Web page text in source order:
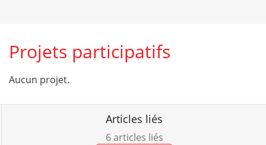
Projets participatifs
Aucun projet.
Articles liés
6 articles liés